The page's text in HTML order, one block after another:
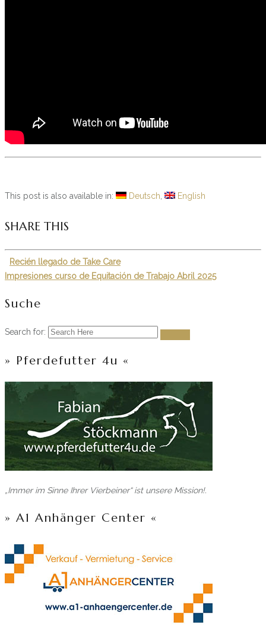
This post is also available in: Deutsch English
SHARE THIS
Recién llegado de Take Care
Impresiones curso de Equitación de Trabajo Abril 2025
Suche
Search for:
» Pferdefutter 4u «
„Immer im Sinne Ihrer Vierbeiner“ ist unsere Mission!.
» A1 Anhänger Center «